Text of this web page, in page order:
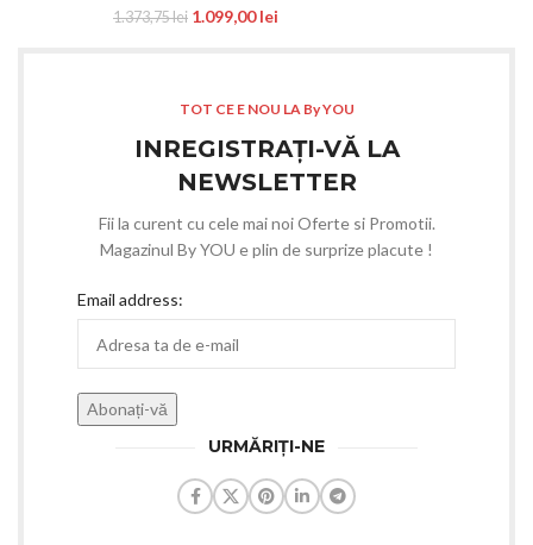
1.373,75lei 1.099,00lei
TOT CE E NOU LA By YOU
INREGISTRAȚI-VĂ LA
NEWSLETTER
Fii la curent cu cele mai noi Oferte si Promotii.
Magazinul By YOU e plin de surprize placute !
Email address:
URMĂRIȚI-NE